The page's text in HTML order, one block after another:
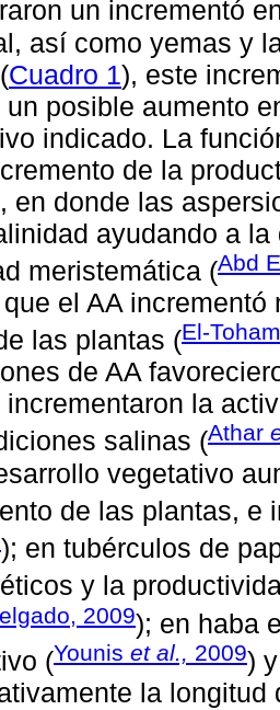
un incrementó
así como yemas y
Cuadro 1), este
un posible aumento
indicado. La
de la
en donde las
ayudando a
meristemática (Abd
el AA
las plantas (El-
de AA
incrementaron la
salinas (Athar
vegetativo
de las plantas, e
); en tubérculos de
y la
2009); en haba
(Younis et al., 2009)
la